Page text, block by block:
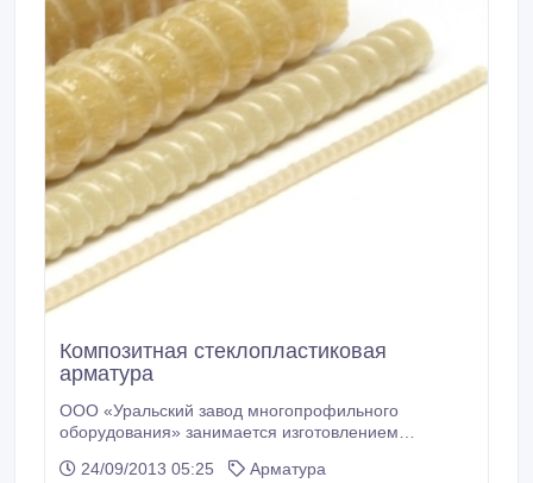
Композитная стеклопластиковая
арматура
ООО «Уральский завод многопрофильного
оборудования» занимается изготовлением
инновационных технологий. Наш завод имеет
24/09/2013 05:25
Арматура